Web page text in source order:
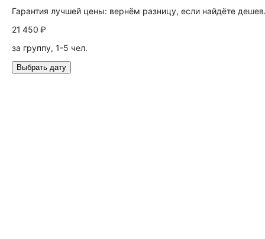
Гарантия лучшей цены: вернём разницу, если найдёте
21 450 ₽
за группу, 1-5 чел.
Выбрать дату